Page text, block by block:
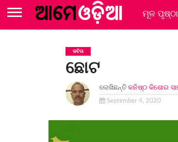
ମୂଳ ପୃଷ୍ଠା
କବିତା
ଛୋଟ
ଲେଖିଛନ୍ତି କନିଷ୍ଠ କିଶୋର
September 4, 2020